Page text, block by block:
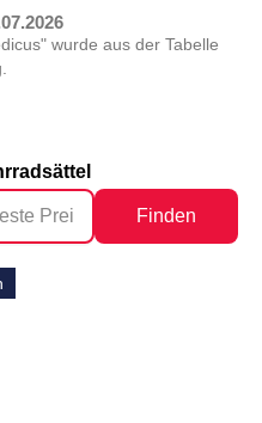
wurde aus der Tabelle
Finden